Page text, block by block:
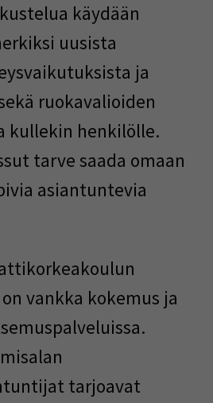
käydään
uusista
ja
ruokavalioiden
kullekin henkilölle.
tarve saada omaan
asiantuntevia
vankka kokemus ja
tarjoavat